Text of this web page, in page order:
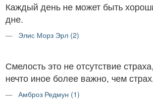
Каждый день не может быть
дне.
Элис Морз Эрл (2)
Смелость это не отсутствие
нечто иное более важно, чем
Амброз Редмун (1)